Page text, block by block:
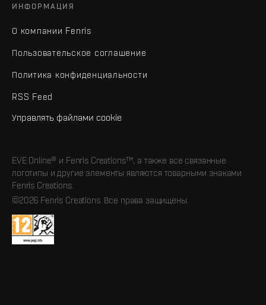
ИНФОРМАЦИЯ
О компании Fenris
Пользовательское соглашение
Политика конфиденциальности
RSS Feed
Управлять файлами cookie
EVE Online® и Fenris Creations™, а также все связанные
логотипы и другие элементы являются товарными знаками
Fenris Creations.
©2026 Fenris Creations. Все права защищены.